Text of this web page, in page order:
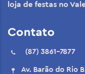
loja de festas no
Contato
(87) 3861-7877
Av. Barão do Rio